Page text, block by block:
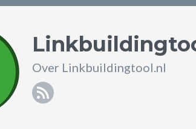
Over Linkbuildingtool.nl
RSS